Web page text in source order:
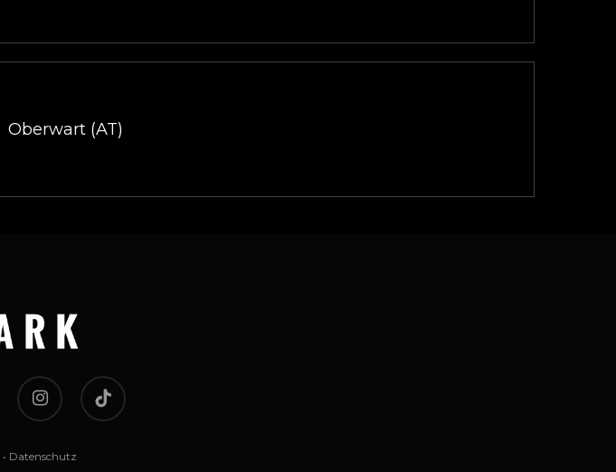
Oberwart (AT)
instagram tiktok
• Datenschutz